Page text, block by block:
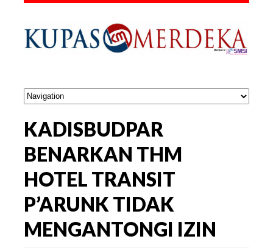
KADISBUDPAR
BENARKAN THM
HOTEL TRANSIT
P’ARUNK TIDAK
MENGANTONGI IZIN